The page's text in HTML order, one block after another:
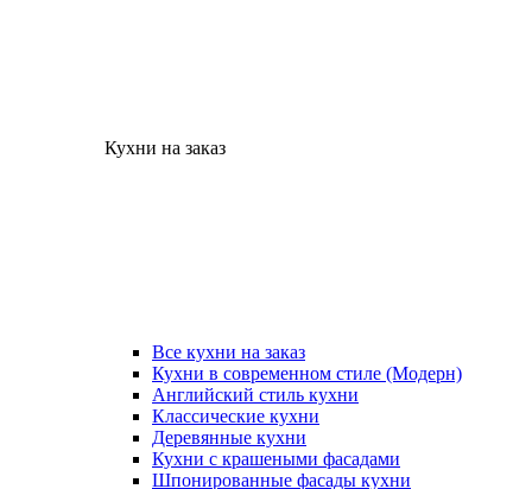
Кухни на заказ
Все кухни на заказ
Кухни в современном стиле (Модерн)
Английский стиль кухни
Классические кухни
Деревянные кухни
Кухни с крашеными фасадами
Шпонированные фасады кухни